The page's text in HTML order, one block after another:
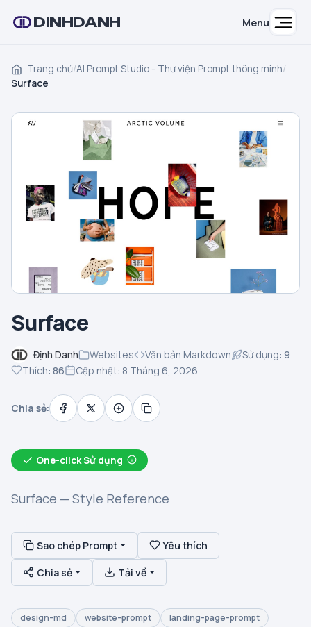
DINHDANH Menu
Trang chủ/AI Prompt Studio - Thư viện Prompt thông minh/
Surface
Surface
Định Danh Websites Văn bản Markdown Sử dụng: 9
Thích: 86 Cập nhật: 8 Tháng 6, 2026
Chia sẻ:
One-click Sử dụng
Surface — Style Reference
Sao chép Prompt Yêu thích
Chia sẻ Tải về
design-md website-prompt
landing-page-prompt